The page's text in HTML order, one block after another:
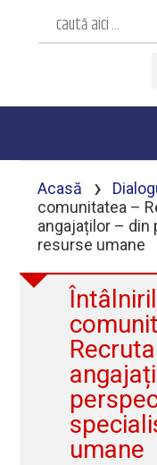
Acasă ›
comunitatea –
angajaților –
resurse umane
umane